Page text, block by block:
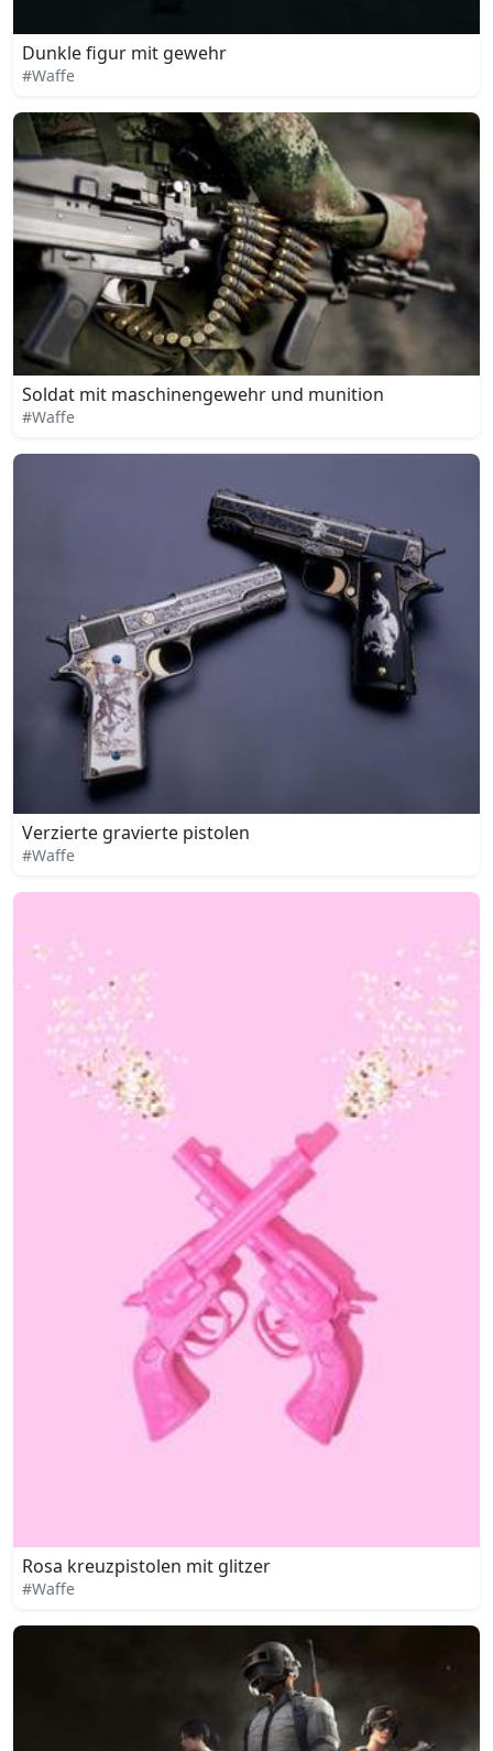
Dunkle figur mit gewehr
#Waffe
Soldat mit maschinengewehr und munition
#Waffe
Verzierte gravierte pistolen
#Waffe
Rosa kreuzpistolen mit glitzer
#Waffe